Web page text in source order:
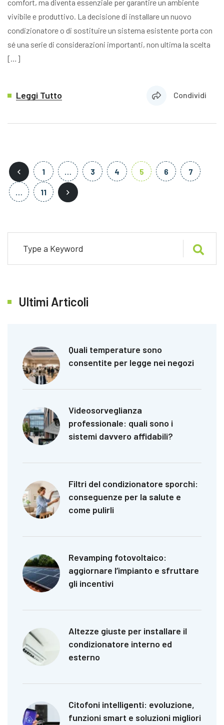
comfort, ma diventa essenziale per garantire un ambiente
vivibile e produttivo. La decisione di installare un nuovo
condizionatore o di sostituire un sistema esistente porta con
sé una serie di considerazioni importanti, non ultima la scelta
[…]
Leggi Tutto Condividi
1 … 3 4 5 6 7
… 11
Ultimi Articoli
Quali temperature sono
consentite per legge nei negozi
Videosorveglianza
professionale: quali sono i
sistemi davvero affidabili?
Filtri del condizionatore sporchi:
conseguenze per la salute e
come pulirli
Revamping fotovoltaico:
aggiornare l’impianto e sfruttare
gli incentivi
Altezze giuste per installare il
condizionatore interno ed
esterno
Citofoni intelligenti: evoluzione,
funzioni smart e soluzioni migliori